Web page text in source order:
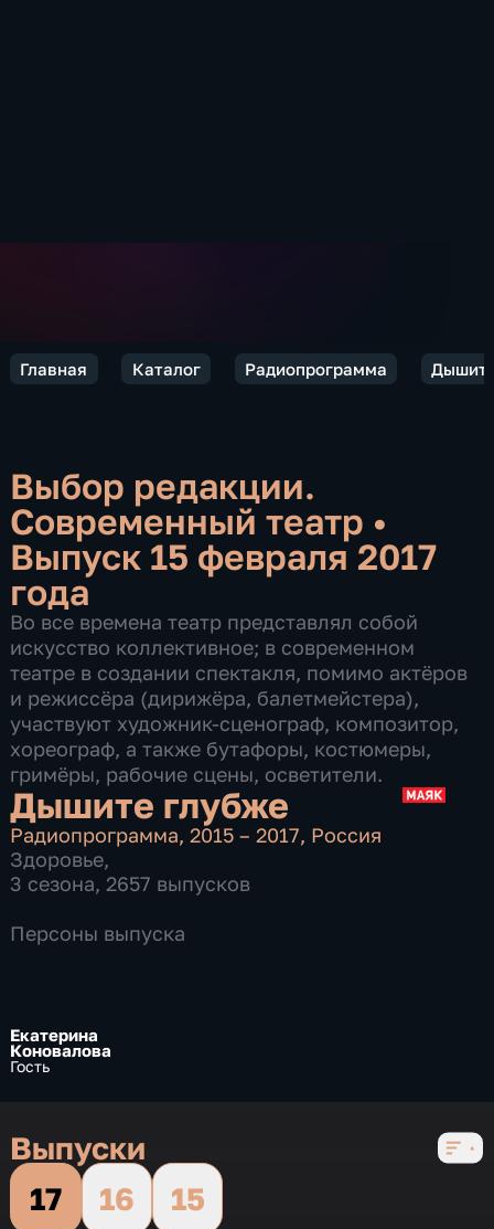
Главная Каталог Радиопрограмма
Выбор редакции.
Современный театр •
Выпуск 15 февраля 2017
года
Во все времена театр представлял собой
искусство коллективное; в современном
театре в создании спектакля, помимо актёров
и режиссёра (дирижёра, балетмейстера),
участвуют художник-сценограф, композитор,
хореограф, а также бутафоры, костюмеры,
гримёры, рабочие сцены, осветители.
Дышите глубже
Радиопрограмма,2015 – 2017, Россия
Здоровье,
3 сезона, 2657 выпусков
Персоны выпуска
Екатерина
Коновалова
Гость
Выпуски
17
16
15